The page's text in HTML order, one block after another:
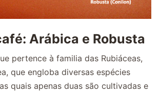
Arábica e Robusta
pertence à familia das Rubiáceas,
que engloba diversas espécies
quais apenas duas são cultivadas e